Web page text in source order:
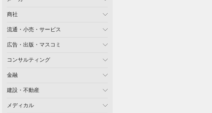
商社
流通・小売・サービス
広告・出版・マスコミ
コンサルティング
金融
建設・不動産
メディカル